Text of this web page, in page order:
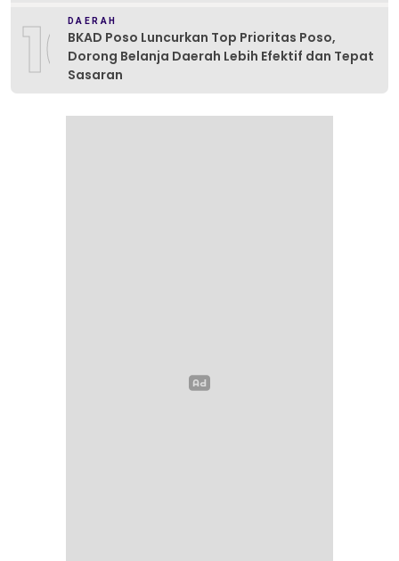
10DAERAH
BKAD Poso Luncurkan Top Prioritas Poso,
Dorong Belanja Daerah Lebih Efektif dan Tepat
Sasaran